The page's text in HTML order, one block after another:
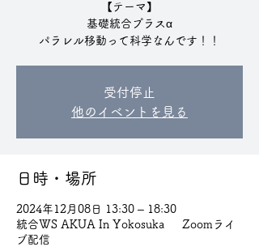
【テーマ】
基礎統合プラスα
パラレル移動って科学なんです！！
受付停止
他のイベントを見る
日時・場所
2024年12月08日 13:30 – 18:30
統合WS AKUA In Yokosuka Zoomライ
ブ配信